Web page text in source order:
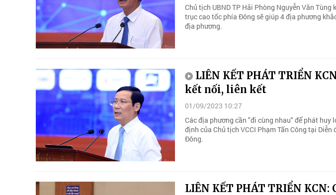
Chủ tịch UBND TP Hải Phòng Nguyễn Văn
trục cao tốc phía Đông sẽ giúp 4 địa phương
địa phương.
LIÊN KẾT PHÁT TRIỂN
kết nối, liên kết
01/09/2023 10:27
Các địa phương cần "đi cùng nhau" để phát huy
định của Chủ tịch VCCI Phạm Tấn Công tại
Đông.
LIÊN KẾT PHÁT TRIỂN KCN: